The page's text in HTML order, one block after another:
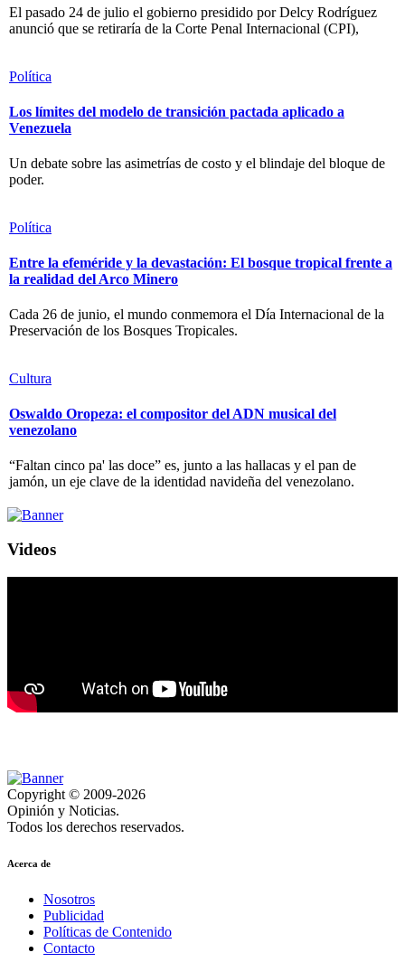
El pasado 24 de julio el gobierno presidido por Delcy Rodríguez
anunció que se retiraría de la Corte Penal Internacional (CPI),
Política
Los límites del modelo de transición pactada aplicado a
Venezuela
Un debate sobre las asimetrías de costo y el blindaje del bloque de
poder.
Política
Entre la efeméride y la devastación: El bosque tropical frente a
la realidad del Arco Minero
Cada 26 de junio, el mundo conmemora el Día Internacional de la
Preservación de los Bosques Tropicales.
Cultura
Oswaldo Oropeza: el compositor del ADN musical del
venezolano
“Faltan cinco pa' las doce” es, junto a las hallacas y el pan de
jamón, un eje clave de la identidad navideña del venezolano.
Videos
Copyright © 2009-2026
Opinión y Noticias.
Todos los derechos reservados.
Acerca de
Nosotros
Publicidad
Políticas de Contenido
Contacto